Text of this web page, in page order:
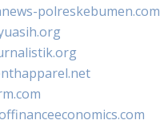
polreskebumen.com